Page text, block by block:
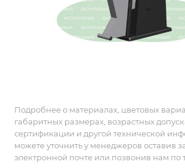
Подробнее о материалах, цветовых
габаритных размерах, возрастных
сертификации и другой технической
можете уточнить у менеджеров оставив
электронной почте или позвонив нам по